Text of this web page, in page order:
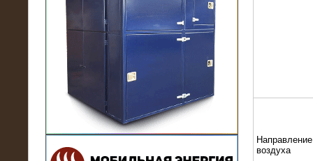
21.03.2017
Комплектная трансформаторная
подстанция 6 МВА (морское
исполнение, IP56)
воздуха